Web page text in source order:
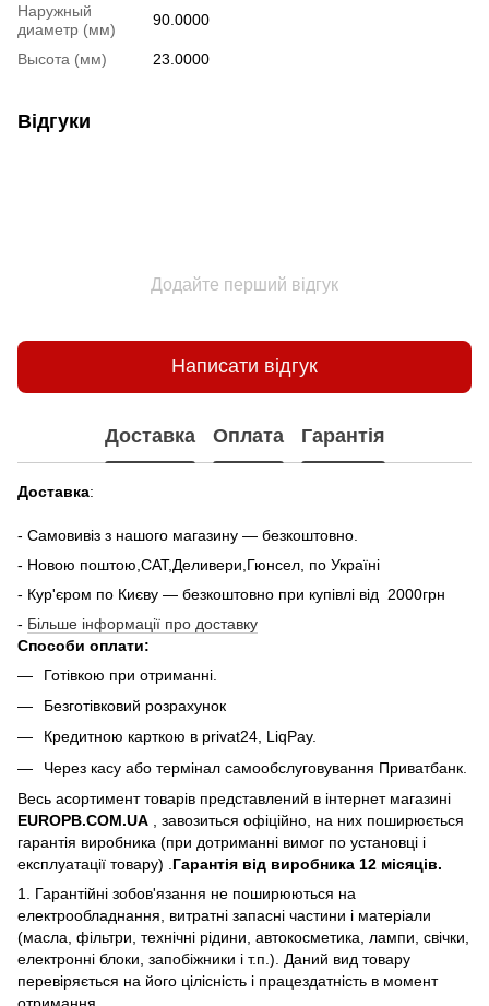
Наружный
диаметр (мм)
90.0000
Высота (мм) 23.0000
Відгуки
Додайте перший відгук
Написати відгук
Доставка Оплата Гарантія
Доставка:
- Самовивіз з нашого магазину — безкоштовно.
- Новою поштою,САТ,Деливери,Гюнсел, по Україні
- Кур'єром по Києву — безкоштовно при купiвлi вiд 2000грн
- Більше інформації про доставку
Способи оплати:
Готівкою при отриманні.
Безготівковий розрахунок
Кредитною карткою в privat24, LiqPay.
Через касу або термінал самообслуговування Приватбанк.
Весь асортимент товарів представлений в інтернет магазині
EUROPB.COM.UA
, завозиться офіційно, на них поширюється
гарантія виробника (при дотриманні вимог по установці і
експлуатації товару) . Гарантія від виробника 12 місяців.
1. Гарантійні зобов'язання не поширюються на
електрообладнання, витратні запасні частини і матеріали
(масла, фільтри, технічні рідини, автокосметика, лампи, свічки,
електронні блоки, запобіжники і т.п.). Даний вид товару
перевіряється на його цілісність і працездатність в момент